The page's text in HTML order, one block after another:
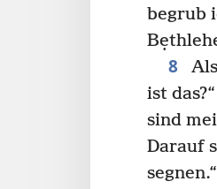
begrub
8
ist
sind
Darauf
segnen.“